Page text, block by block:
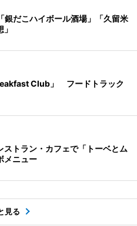
銀だこハイボール酒場」「久留米
Club」 フードトラック
ストラン・カフェで「トーベとム
メニュー
見る